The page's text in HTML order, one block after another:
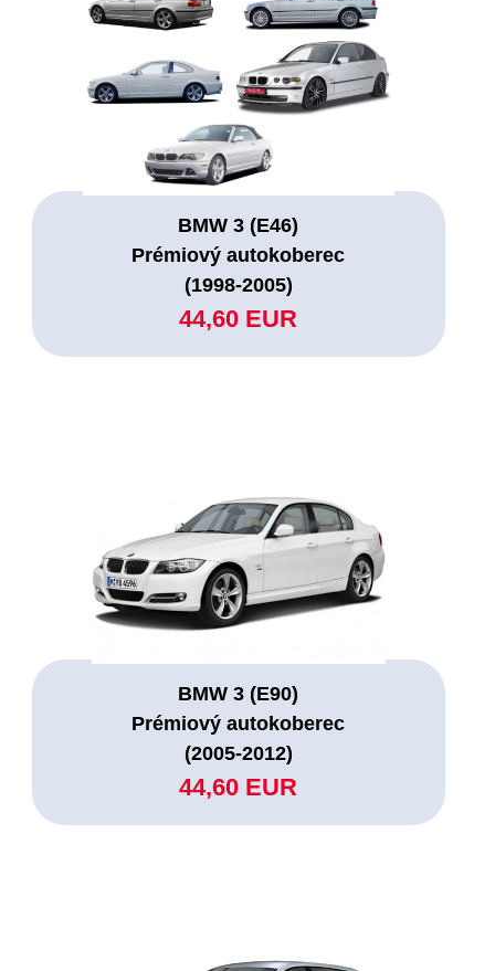
BMW 3 (E46)
Prémiový autokoberec
(1998-2005)
44,60 EUR
BMW 3 (E90)
Prémiový autokoberec
(2005-2012)
44,60 EUR